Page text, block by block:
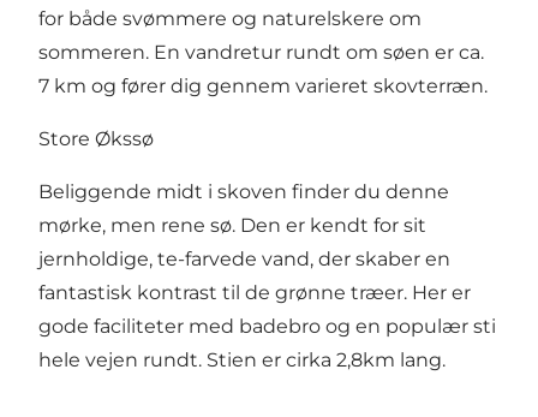
for både svømmere og naturelskere om
sommeren. En vandretur rundt om søen er ca.
7 km og fører dig gennem varieret skovterræn.
Store Økssø
Beliggende midt i skoven finder du denne
mørke, men rene sø. Den er kendt for sit
jernholdige, te-farvede vand, der skaber en
fantastisk kontrast til de grønne træer. Her er
gode faciliteter med badebro og en populær sti
hele vejen rundt. Stien er cirka 2,8km lang.